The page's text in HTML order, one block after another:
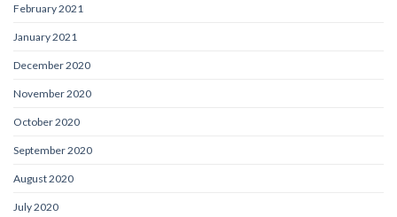
February 2021
January 2021
December 2020
November 2020
October 2020
September 2020
August 2020
July 2020